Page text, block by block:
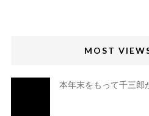
MOST
本年末をもって千三郎